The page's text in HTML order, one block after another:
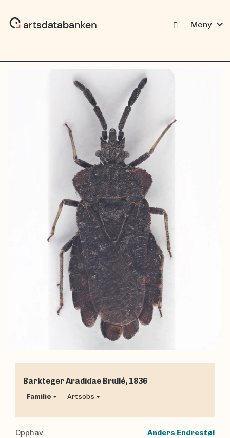
Meny expand_more
BarktegerAradidae Brullé, 1836
Familie Artsobs
Opphav
Anders Endrestøl